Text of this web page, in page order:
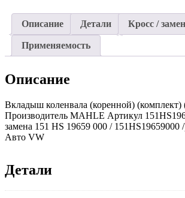
151HS19659000
(MAHLE)
VW
Описание Детали Кросс /
Применяемость
Описание
Вкладыш коленвала (коренной) (комплект)
Производитель MAHLE Артикул
замена 151 HS 19659 000 / 151HS19659000
Авто VW
Детали